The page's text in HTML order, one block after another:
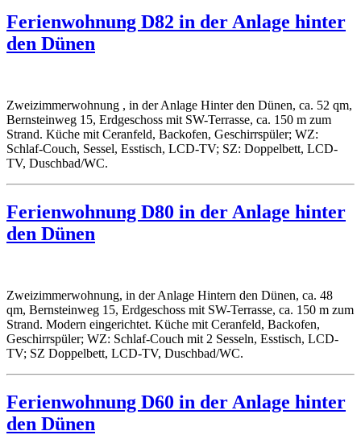
Ferienwohnung D82 in der Anlage hinter
den Dünen
Zweizimmerwohnung , in der Anlage Hinter den Dünen, ca. 52 qm,
Bernsteinweg 15, Erdgeschoss mit SW-Terrasse, ca. 150 m zum
Strand. Küche mit Ceranfeld, Backofen, Geschirrspüler; WZ:
Schlaf-Couch, Sessel, Esstisch, LCD-TV; SZ: Doppelbett, LCD-
TV, Duschbad/WC.
Ferienwohnung D80 in der Anlage hinter
den Dünen
Zweizimmerwohnung, in der Anlage Hintern den Dünen, ca. 48
qm, Bernsteinweg 15, Erdgeschoss mit SW-Terrasse, ca. 150 m zum
Strand. Modern eingerichtet. Küche mit Ceranfeld, Backofen,
Geschirrspüler; WZ: Schlaf-Couch mit 2 Sesseln, Esstisch, LCD-
TV; SZ Doppelbett, LCD-TV, Duschbad/WC.
Ferienwohnung D60 in der Anlage hinter
den Dünen